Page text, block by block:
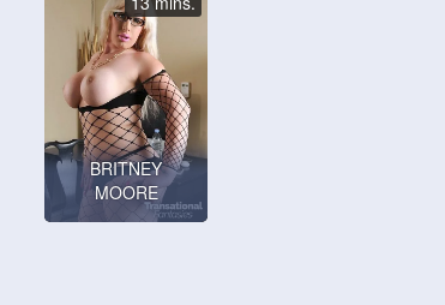
BRITNEY
MOORE